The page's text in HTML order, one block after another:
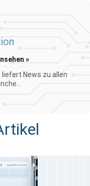
»
liefert News zu allen